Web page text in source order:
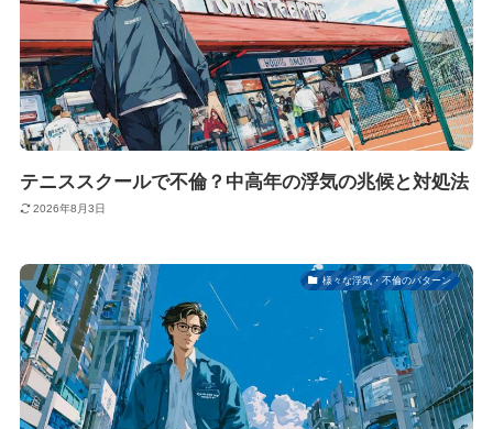
テニススクールで不倫？中高年の浮気の兆候と対処法
2026年8月3日
様々な浮気・不倫のパターン